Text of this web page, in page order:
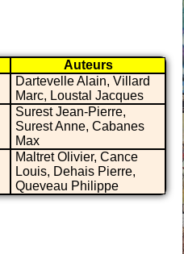
Auteurs
Dartevelle Alain, Villard
Marc, Loustal Jacques
Surest Jean-Pierre,
Surest Anne, Cabanes
Max
Maltret Olivier, Cance
Louis, Dehais Pierre,
Queveau Philippe